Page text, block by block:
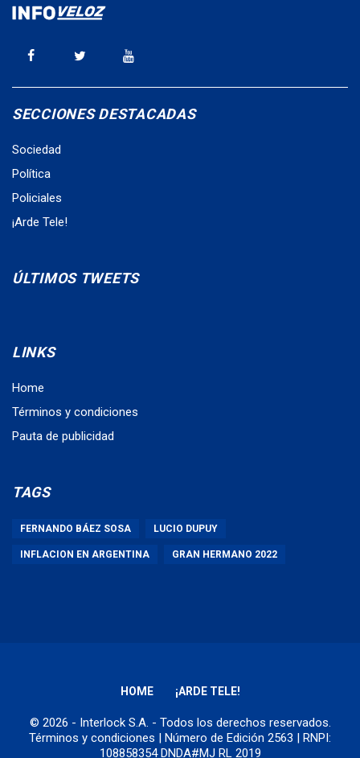
SECCIONES DESTACADAS
Sociedad
Política
Policiales
¡Arde Tele!
ÚLTIMOS TWEETS
LINKS
Home
Términos y condiciones
Pauta de publicidad
TAGS
FERNANDO BÁEZ SOSA LUCIO DUPUY
INFLACION EN ARGENTINA GRAN HERMANO 2022
HOME ¡ARDE TELE!
© 2026 - Interlock S.A. - Todos los derechos reservados.
Términos y condiciones | Número de Edición 2563 | RNPI:
108858354 DNDA#MJ RL 2019